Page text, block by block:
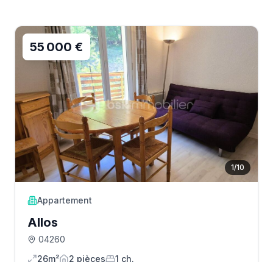
1/10
55 000 €
Appartement
Allos
04260
26m²
2 pièces 1 ch.